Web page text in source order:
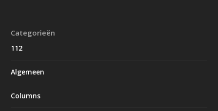
Categorieën
112
Algemeen
Columns